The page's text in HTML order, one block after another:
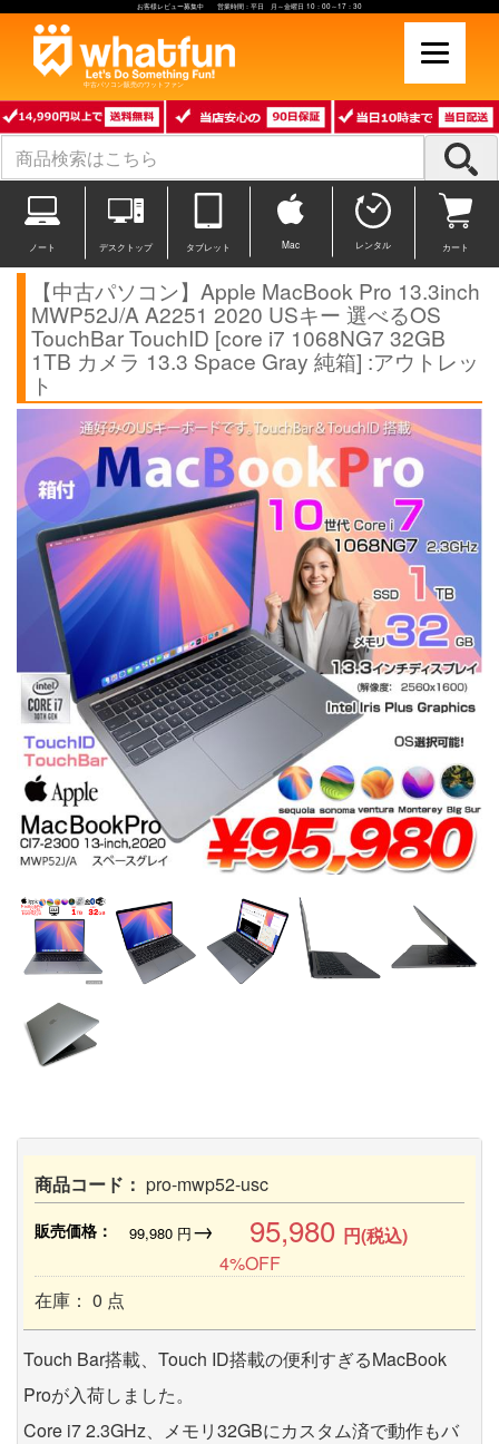
お客様レビュー募集中 営業時間：平日 月～金曜日 10：00～17：30
中古パソコン販売のワットファン
ノート デスクトップ タブレット Mac レンタル カート
【中古パソコン】Apple MacBook Pro 13.3inch
MWP52J/A A2251 2020 USキー 選べるOS
TouchBar TouchID [core i7 1068NG7 32GB
1TB カメラ 13.3 Space Gray 純箱] :アウトレッ
ト
商品コード： pro-mwp52-usc
販売価格： 99,980円→ 95,980 円(税込)
4%OFF
在庫： 0 点
Touch Bar搭載、Touch ID搭載の便利すぎるMacBook
Proが入荷しました。
Core i7 2.3GHz、メモリ32GBにカスタム済で動作もバ